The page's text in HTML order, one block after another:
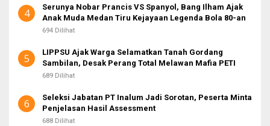
4
Serunya Nobar Prancis VS Spanyol, Bang Ilham Ajak
Anak Muda Medan Tiru Kejayaan Legenda Bola 80-an
694 Dilihat
5
LIPPSU Ajak Warga Selamatkan Tanah Gordang
Sambilan, Desak Perang Total Melawan Mafia PETI
689 Dilihat
6
Seleksi Jabatan PT Inalum Jadi Sorotan, Peserta Minta
Penjelasan Hasil Assessment
688 Dilihat